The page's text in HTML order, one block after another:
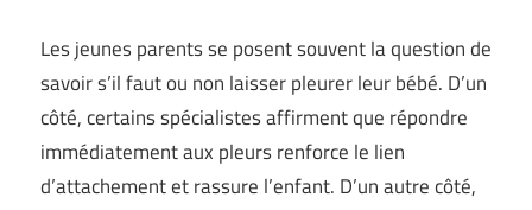
Les jeunes parents se posent souvent la question de
savoir s’il faut ou non laisser pleurer leur bébé. D’un
côté, certains spécialistes affirment que répondre
immédiatement aux pleurs renforce le lien
d’attachement et rassure l’enfant. D’un autre côté,